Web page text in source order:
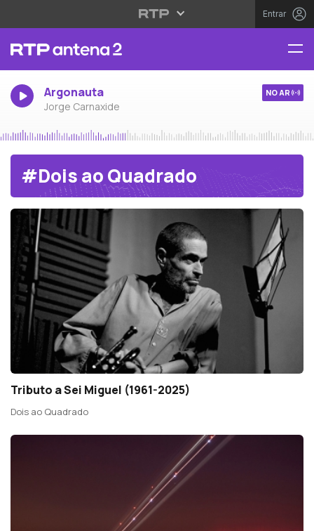
Entrar
Argonauta
Jorge Carnaxide
NO AR
#Dois ao Quadrado
Tributo a Sei Miguel (1961-2025)
Dois ao Quadrado